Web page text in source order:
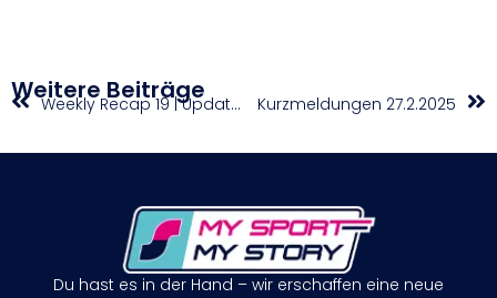
Weitere Beiträge Weekly Recap 19 | Updates aus den Nachwuchs-Superligen (22. – 26. Februar) Kurzmeldungen 27.2.2025
Du hast es in der Hand – wir erschaffen eine neue